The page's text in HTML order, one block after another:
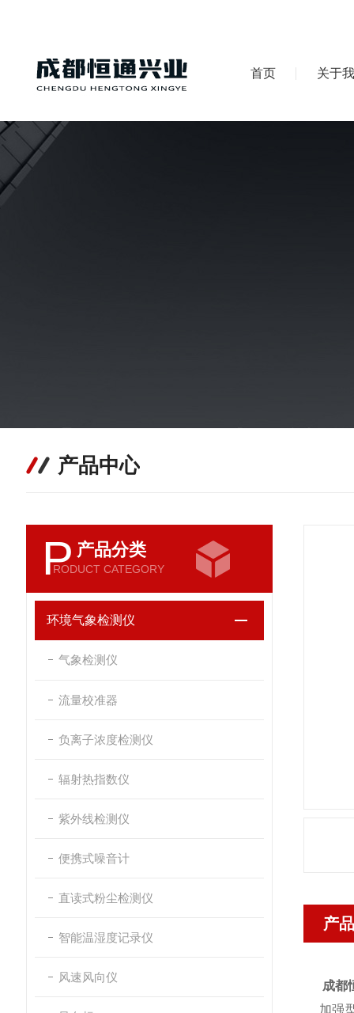
首页 关于
产品中心
P 产品分类
RODUCT CATEGORY
环境气象检测仪
气象检测仪
流量校准器
负离子浓度检测仪
辐射热指数仪
紫外线检测仪
便携式噪音计
直读式粉尘检测仪
智能温湿度记录仪
风速风向仪
产
成都
加强